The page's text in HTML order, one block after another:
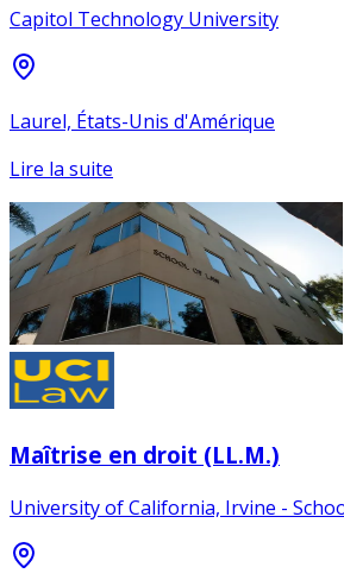
Capitol Technology University
Laurel, États-Unis d'Amérique
Lire la suite
Maîtrise en droit (LL.M.)
University of California, Irvine -